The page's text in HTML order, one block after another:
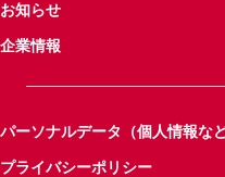
お知らせ
企業情報
パーソナルデータ（個人情報な
プライバシーポリシー